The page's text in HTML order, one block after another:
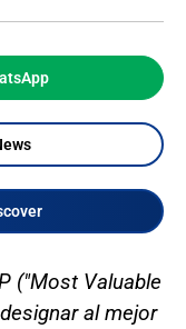
("Most Valuable
al mejor